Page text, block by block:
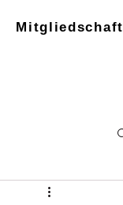
Mitgliedschaft